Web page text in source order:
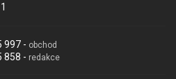
997 - obchod
858 - redakce